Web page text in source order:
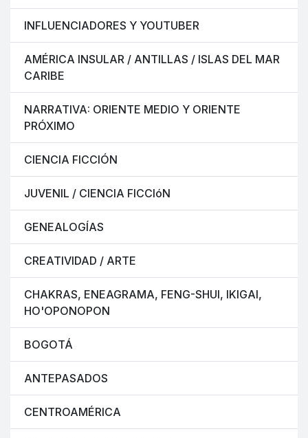
INFLUENCIADORES Y YOUTUBER
AMÉRICA INSULAR / ANTILLAS / ISLAS DEL MAR
CARIBE
NARRATIVA: ORIENTE MEDIO Y ORIENTE
PRÓXIMO
CIENCIA FICCIÓN
JUVENIL / CIENCIA FICCIóN
GENEALOGÍAS
CREATIVIDAD / ARTE
CHAKRAS, ENEAGRAMA, FENG-SHUI, IKIGAI,
HO'OPONOPON
BOGOTÁ
ANTEPASADOS
CENTROAMÉRICA